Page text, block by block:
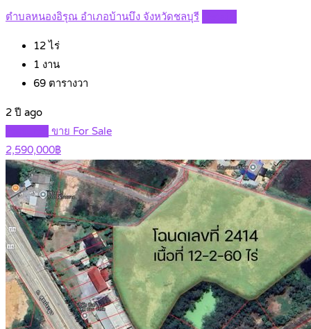
ตำบลหนองอิรุณ อำเภอบ้านบึง จังหวัดชลบุรี
12ไร่
1 งาน
69 ตารางวา
2 ปี ago
ขาย For Sale
2,590,000฿